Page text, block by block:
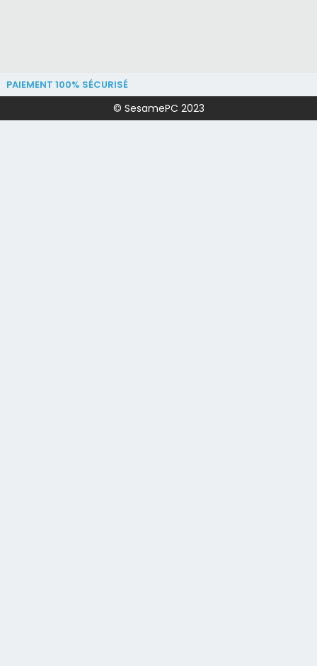
PAIEMENT 100% SÉCURISÉ
© SesamePC 2023